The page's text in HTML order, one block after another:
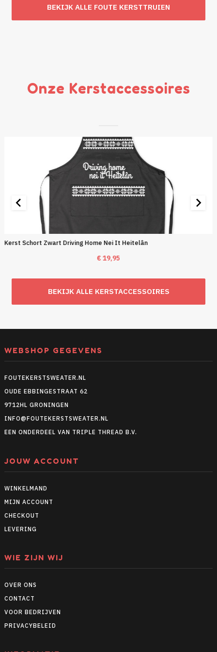
BEKIJK ALLE FOUTE KERSTTRUIEN
Onze Kerstaccessoires
Kerst Schort Zwart Driving Home Nei It Heitelân
€19,95
BEKIJK ALLE KERSTACCESSOIRES
WEBSHOP GEGEVENS
FOUTEKERSTSWEATER.NL
OUDE EBBINGESTRAAT 62
9712HL GRONINGEN
INFO@FOUTEKERSTSWEATER.NL
EEN ONDERDEEL VAN TRIPLE THREAD B.V.
JOUW ACCOUNT
WINKELMAND
MIJN ACCOUNT
CHECKOUT
LEVERING
WIE ZIJN WIJ
OVER ONS
CONTACT
VOOR BEDRIJVEN
PRIVACYBELEID